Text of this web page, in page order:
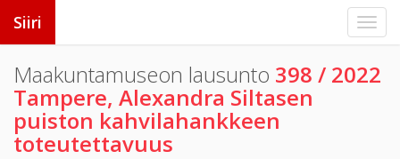
Siiri
Maakuntamuseon lausunto 398 / 2022
Tampere, Alexandra Siltasen
puiston kahvilahankkeen
toteutettavuus